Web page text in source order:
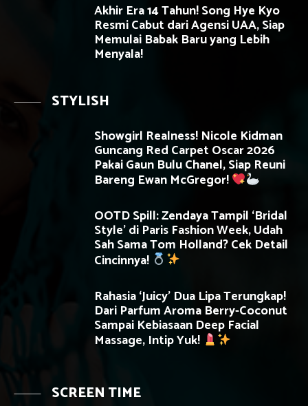
Akhir Era 14 Tahun! Song Hye Kyo
Resmi Cabut dari Agensi UAA, Siap
Memulai Babak Baru yang Lebih
Menyala!
STYLISH
Showgirl Realness! Nicole Kidman
Guncang Red Carpet Oscar 2026
Pakai Gaun Bulu Chanel, Siap Reuni
Bareng Ewan McGregor!
OOTD Spill: Zendaya Tampil ‘Bridal
Style’ di Paris Fashion Week, Udah
Sah Sama Tom Holland? Cek Detail
Cincinnya!
Rahasia ‘Juicy’ Dua Lipa Terungkap!
Dari Parfum Aroma Berry-Coconut
Sampai Kebiasaan Deep Facial
Massage, Intip Yuk!
SCREEN TIME